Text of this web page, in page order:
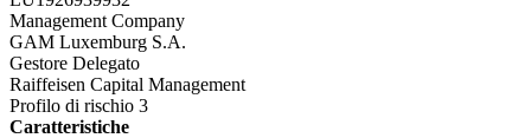
Management Company
GAM Luxemburg S.A.
Gestore Delegato
Raiffeisen Capital Management
Profilo di rischio 3
Caratteristiche